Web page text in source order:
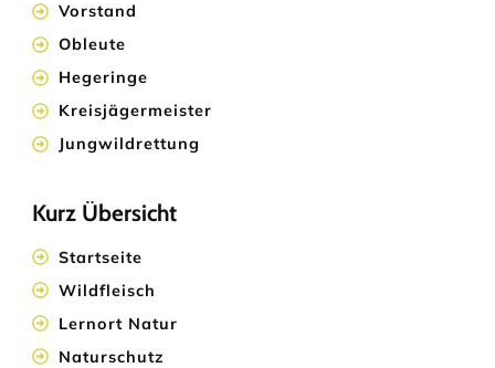
Vorstand
Obleute
Hegeringe
Kreisjägermeister
Jungwildrettung
Kurz Übersicht
Startseite
Wildfleisch
Lernort Natur
Naturschutz